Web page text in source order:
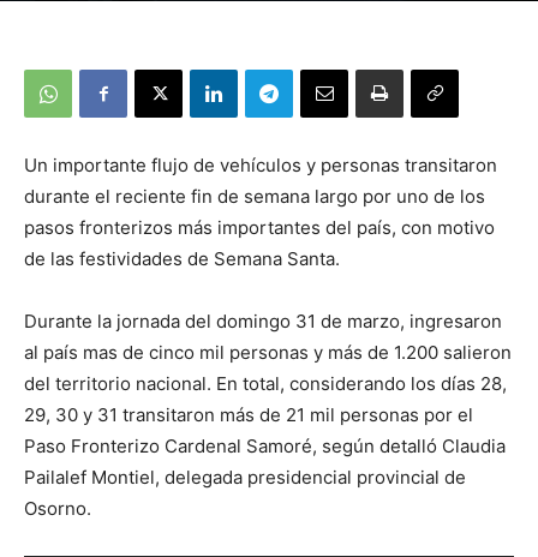
Un importante flujo de vehículos y personas transitaron
durante el reciente fin de semana largo por uno de los
pasos fronterizos más importantes del país, con motivo
de las festividades de Semana Santa.
Durante la jornada del domingo 31 de marzo, ingresaron
al país mas de cinco mil personas y más de 1.200 salieron
del territorio nacional. En total, considerando los días 28,
29, 30 y 31 transitaron más de 21 mil personas por el
Paso Fronterizo Cardenal Samoré, según detalló Claudia
Pailalef Montiel, delegada presidencial provincial de
Osorno.